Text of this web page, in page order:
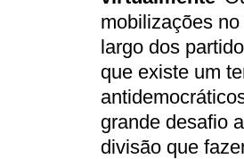
mobilizações
largo dos
que existe um
grande desafio
divisão que